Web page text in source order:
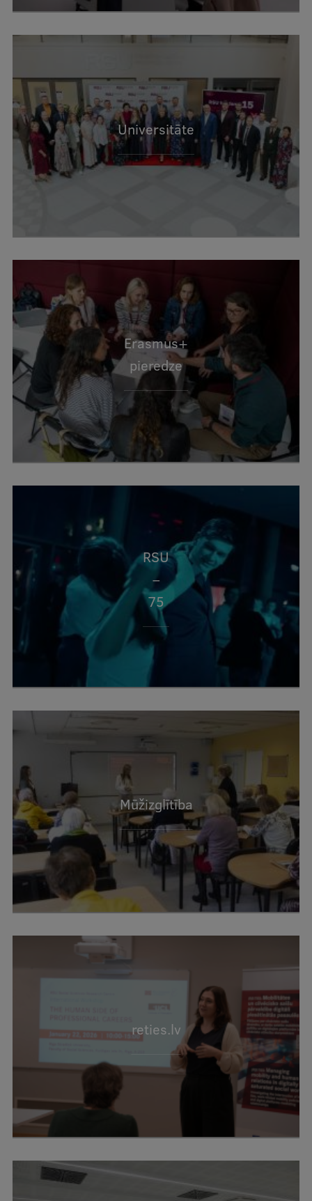
Universitāte
Erasmus+
pieredze
RSU
–
75
Mūžizglītība
reties.lv